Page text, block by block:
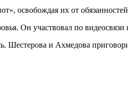
освобождая их от
Он участвовал по
Шестерова и Ахмедова